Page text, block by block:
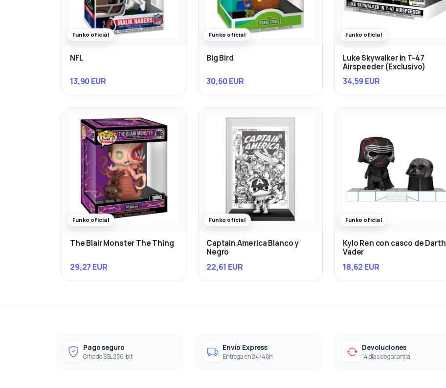
Funko oficial
NFL
13,90 EUR
Funko oficial
Big Bird
30,60 EUR
Funko oficial
Luke Skywalker in T-47
Airspeeder (Exclusivo)
34,59 EUR
Funko oficial
The Blair Monster The Thing
29,27 EUR
Funko oficial
Captain America Blanco y
Negro
22,61 EUR
Funko oficial
Kylo Ren con casco de Darth
Vader
18,62 EUR
Pago seguro
Cifrado SSL 256-bit
Envío Express
Entrega en 24/48h
Devoluciones
14 días de garantía